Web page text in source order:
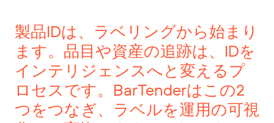
製品IDは、ラベリングから始まり
ます。品目や資産の追跡は、IDを
インテリジェンスへと変えるプ
ロセスです。BarTenderはこの2
つをつなぎ、ラベルを運用の可視